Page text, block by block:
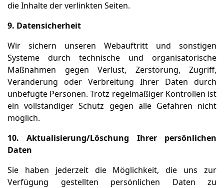
die Inhalte der verlinkten Seiten.
9. Datensicherheit
Wir sichern unseren Webauftritt und sonstigen
Systeme durch technische und organisatorische
Maßnahmen gegen Verlust, Zerstörung, Zugriff,
Veränderung oder Verbreitung Ihrer Daten durch
unbefugte Personen. Trotz regelmäßiger Kontrollen ist
ein vollständiger Schutz gegen alle Gefahren nicht
möglich.
10. Aktualisierung/Löschung Ihrer persönlichen
Daten
Sie haben jederzeit die Möglichkeit, die uns zur
Verfügung gestellten persönlichen Daten zu